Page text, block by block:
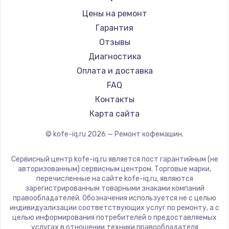
Замена датчиков
580 руб.
Заказать
Комплексная чистка
500 руб.
Заказать
Замена дисплея (экрана)
Заказать
Ремонт платы электроники
1400 руб.
Ремонт кофемашин Bravilor Bonamat
Ремонт кофемашин Vard
Ремонт кофемашин Tuvio
Ремонт кофемашин Carrera
Ремонт кофемашин Supra
Olympia
Saeco
La Cimbali
WMF
Yamaguchi
Nivona
Astoria
JVC
ROCKET MOZZAFIATO
Vivitek
Thomson
Hisense
DELTA
Tefal
Цены на ремонт
Гарантия
Отзывы
Диагностика
Оплата и доставка
FAQ
Контакты
Карта сайта
© kofe-iq.ru 2026 — Ремонт кофемашин.
Сервисный центр kofe-iq.ru является пост гарантийным (не
авторизованным) сервисным центром. Торговые марки,
перечисленные на сайте kofe-iq.ru, являются
зарегистрированным товарными знаками компаний
правообладателей. Обозначения используется не с целью
индивидуализации соответствующих услуг по ремонту, а с
целью информирования потребителей о предоставляемых
услугах в отношении техники правообладателя